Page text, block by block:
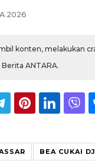
2026
konten, melakukan
ANTARA.
BEA CUKAI